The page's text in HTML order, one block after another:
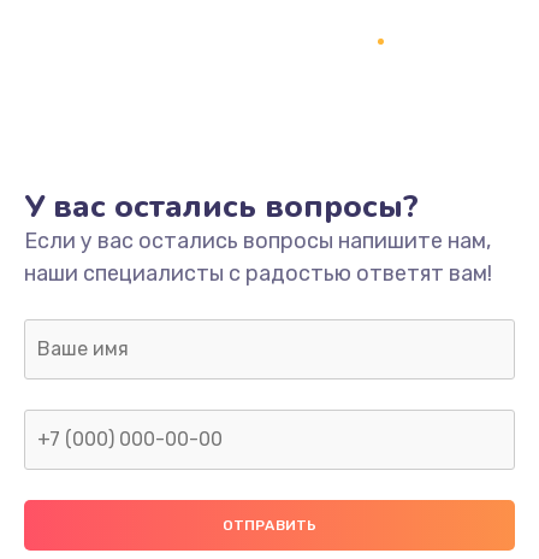
У вас остались вопросы?
Если у вас остались вопросы напишите нам,
наши специалисты с радостью ответят вам!